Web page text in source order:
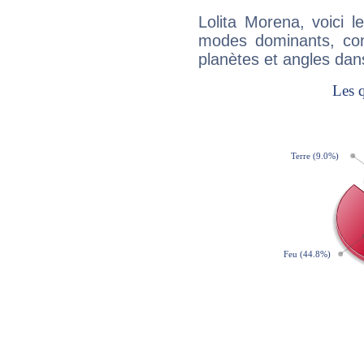
Lolita Morena, voici
modes dominants,
planètes et angles